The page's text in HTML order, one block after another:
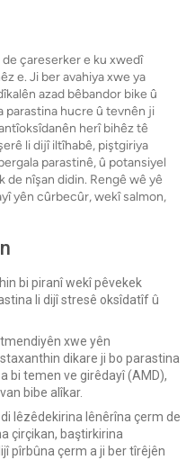
çareserker e ku xwedî
e. Ji ber avahiya xwe ya
azad bêbandor bike û
parastina hucre û tevnên ji
herî bihêz tê
li dijî iltîhabê, piştgiriya
parastinê, û potansiyel
nîşan didin. Rengê wê yê
yên cûrbecûr, wekî salmon,
bi piranî wekî pêvekek
li dijî stresê oksîdatîf û
xwe yên
dikare ji bo parastina
bi temen ve girêdayî (AMD),
bibe alîkar.
lêzêdekirina lênêrîna çerm de
çirçikan, baştirkirina
pîrbûna çerm a ji ber tîrêjên